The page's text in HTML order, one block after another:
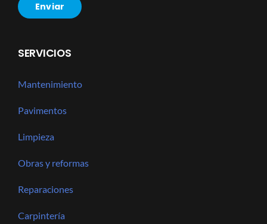
SERVICIOS
Mantenimiento
Pavimentos
Limpieza
Obras y reformas
Reparaciones
Carpintería